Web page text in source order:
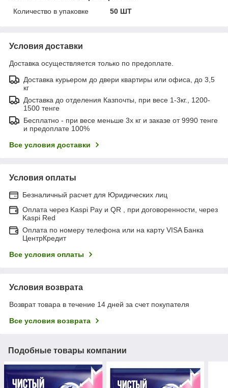
Количество в упаковке
50 ШТ
Условия доставки
Доставка осуществляется только по предоплате.
Доставка курьером до двери квартиры или офиса, до 3,5
кг
Доставка до отделения Казпочты, при весе 1-3кг., 1200-
1500 тенге
Бесплатно - при весе меньше 3х кг и заказе от 9990 тенге
и предоплате 100%
Все условия доставки
Условия оплаты
Безналичный расчет для Юридических лиц
Оплата через Kaspi Pay и QR , при договоренности, через
Kaspi Red
Оплата по номеру телефона или на карту VISA Банка
ЦентрКредит
Все условия оплаты
Условия возврата
Возврат товара в течение 14 дней за счет покупателя
Все условия возврата
Подобные товары компании